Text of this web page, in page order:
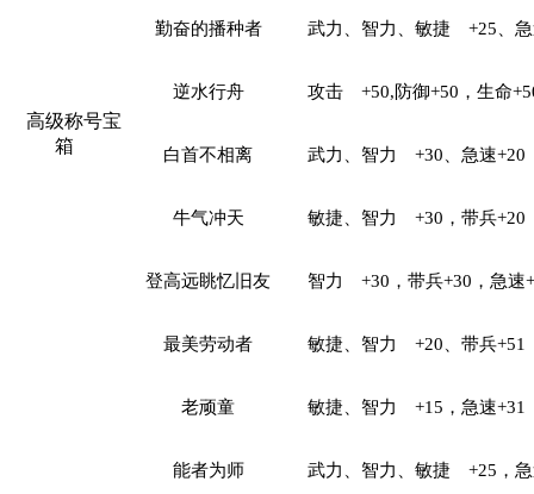
高级称号宝
箱
勤奋的播种者 武力、智力、敏捷 +25、
逆水行舟 攻击 +50,防御+50，生命
白首不相离 武力、智力 +30、急速+20
牛气冲天 敏捷、智力 +30，带兵+20
登高远眺忆旧友 智力 +30，带兵+30，急速
最美劳动者 敏捷、智力 +20、带兵+51
老顽童 敏捷、智力 +15，急速+31
能者为师 武力、智力、敏捷 +25，